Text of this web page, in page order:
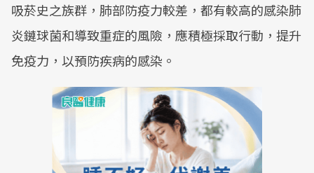
吸菸史之族群，肺部防疫力較差，都有較高的感染肺
炎鏈球菌和導致重症的風險，應積極採取行動，提升
免疫力，以預防疾病的感染。